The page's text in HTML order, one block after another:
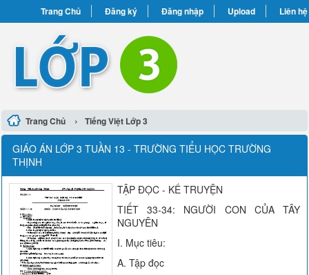
Trang Chủ Đăng ký Đăng nhập Upload Liên hệ
Trang Chủ › Tiếng Việt Lớp 3
GIÁO ÁN LỚP 3 TUẦN 13 - TRƯỜNG TIỂU HỌC TRƯỜNG
THỊNH
TẬP ĐỌC - KỂ TRUYỆN
TIẾT 33-34: NGƯỜI CON CỦA TÂY
NGUYÊN
I. Mục tiêu:
A. Tập đọc